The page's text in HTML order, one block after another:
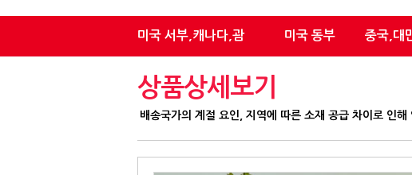
미국 서부,캐나다,괌 미국 동부 중국,대
상품상세보기
배송국가의 계절 요인, 지역에 따른 소재 공급 차이로 인해